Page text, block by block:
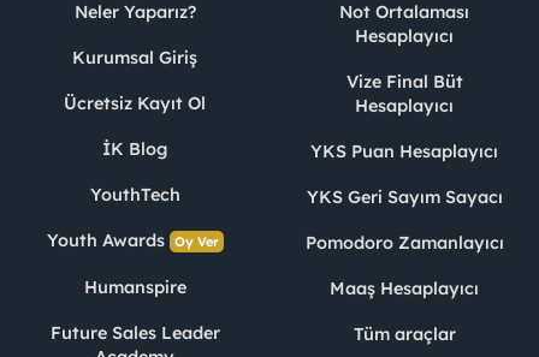
Neler Yaparız?
Kurumsal Giriş
Ücretsiz Kayıt Ol
İK Blog
YouthTech
Youth Awards Oy Ver
Humanspire
Future Sales Leader
Not Ortalaması
Hesaplayıcı
Vize Final Büt
Hesaplayıcı
YKS Puan Hesaplayıcı
YKS Geri Sayım Sayacı
Pomodoro Zamanlayıcı
Maaş Hesaplayıcı
Tüm araçlar